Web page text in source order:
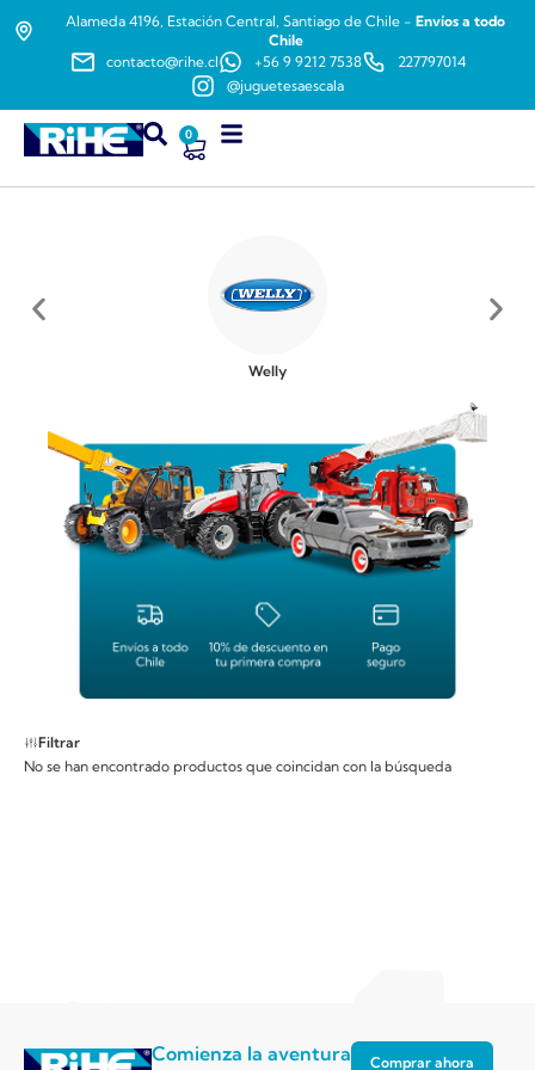
Alameda 4196, Estación Central, Santiago de Chile - Envíos a todo
Chile
contacto@rihe.cl
+56 9 9212 7538
227797014
@juguetesaescala
0
Welly
Filtrar
No se han encontrado productos que coincidan con la búsqueda
Comienza la aventura Comprar ahora